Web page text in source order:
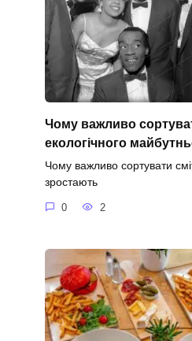
Чому важливо
екологічного
Чому важливо сортувати
зростають
0 2